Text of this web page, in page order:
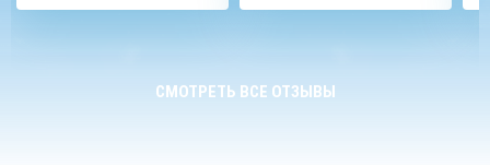
СМОТРЕТЬ ВСЕ ОТЗЫВЫ